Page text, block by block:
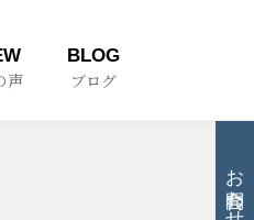
声
BLOG
ブログ
お問合わせ